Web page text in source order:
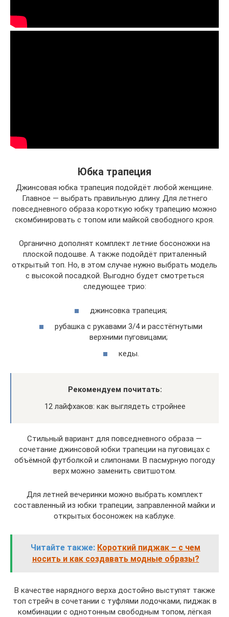
Юбка трапеция
Джинсовая юбка трапеция подойдёт любой женщине.
Главное — выбрать правильную длину. Для летнего
повседневного образа короткую юбку трапецию можно
скомбинировать с топом или майкой свободного кроя.
Органично дополнят комплект летние босоножки на
плоской подошве. А также подойдёт приталенный
открытый топ. Но, в этом случае нужно выбрать модель
с высокой посадкой. Выгодно будет смотреться
следующее трио:
джинсовка трапеция;
рубашка с рукавами 3/4 и расстёгнутыми
верхними пуговицами;
кеды.
Рекомендуем почитать:
12 лайфхаков: как выглядеть стройнее
Стильный вариант для повседневного образа —
сочетание джинсовой юбки трапеции на пуговицах с
объёмной футболкой и слипонами. В пасмурную погоду
верх можно заменить свитшотом.
Для летней вечеринки можно выбрать комплект
составленный из юбки трапеции, заправленной майки и
открытых босоножек на каблуке.
Читайте также: Короткий пиджак – с чем
носить и как создавать модные образы?
В качестве нарядного верха достойно выступят также
топ стрейч в сочетании с туфлями лодочками, пиджак в
комбинации с однотонным свободным топом, лёгкая